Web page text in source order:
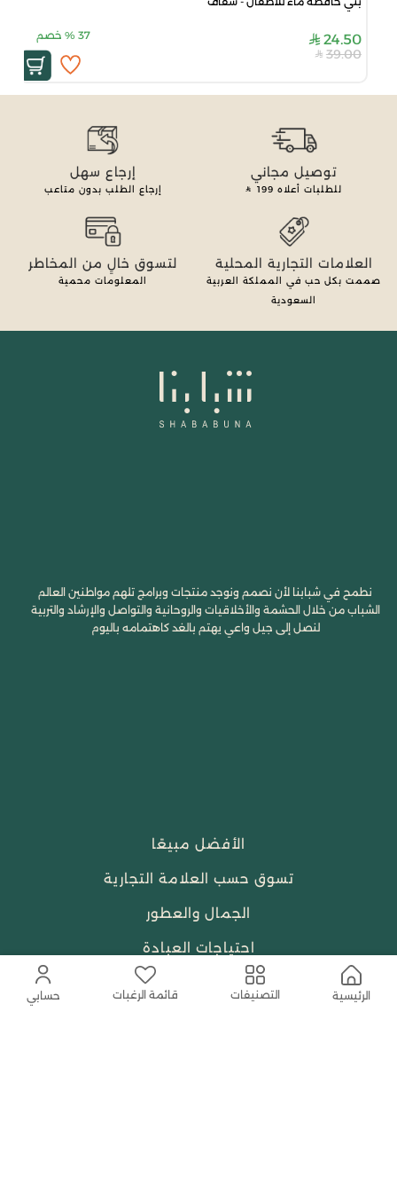
24.50
37
% خصم
39.00
الرئيسية التصنيفات قائمة الرغبات حسابي
توصيل مجاني
للطلبات أعلاه 199
إرجاع سهل
إرجاع الطلب بدون متاعب
العلامات التجارية المحلية
صممت بكل حب في المملكة العربية
السعودية
لتسوق خالٍ من المخاطر
المعلومات محمية
نطمح في شبابنا لأن نصمم ونوجد منتجات وبرامج تلهم مواطنين العالم
الشباب من خلال الحشمة والأخلاقيات والروحانية والتواصل والإرشاد والتربية
لنصل إلى جيل واعي يهتم بالغد كاهتمامه باليوم
الأفضل مبيعًا
تسوق حسب العلامة التجارية
الجمال والعطور
احتياجات العبادة